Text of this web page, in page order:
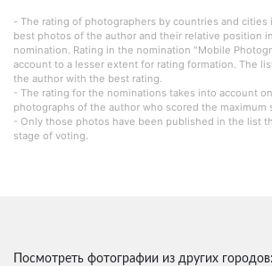
- The rating of photographers by countries and cities
best photos of the author and their relative position
nomination. Rating in the nomination "Mobile
account to a lesser extent for rating formation. The
the author with the best rating.
- The rating for the nominations takes into account
photographs of the author who scored the maximum
- Only those photos have been published in the list
stage of voting.
Посмотреть фотографии из других городов: